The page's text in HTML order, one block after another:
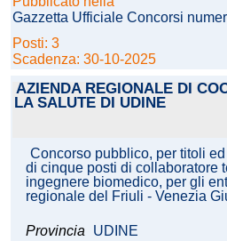
Gazzetta Ufficiale Concorsi
Posti: 3
Scadenza: 30-10-2025
AZIENDA REGIONALE DI
LA SALUTE DI UDINE
Concorso pubblico, per titoli
di cinque posti di collaboratore
ingegnere biomedico, per gli
regionale del Friuli - Venezia
Provincia UDINE